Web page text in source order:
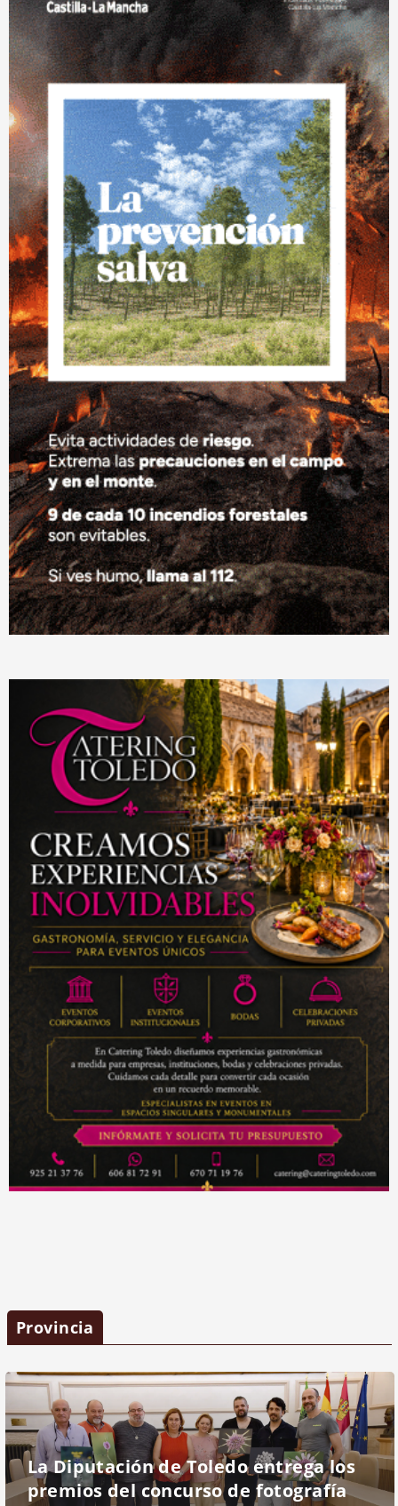
Provincia
La Diputación de Toledo entrega los
premios del concurso de fotografía